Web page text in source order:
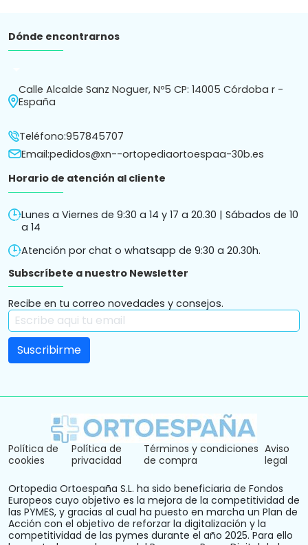
Dónde encontrarnos
Calle Alcalde Sanz Noguer, Nº5 CP: 14005 Córdoba r -
España
Teléfono:957845707
Email:pedidos@xn--ortopediaortoespaa-30b.es
Horario de atención al cliente
Lunes a Viernes de 9:30 a 14 y 17 a 20.30 | Sábados de 10
a 14
Atención por chat o whatsapp de 9:30 a 20.30h.
Subscríbete a nuestro Newsletter
Recibe en tu correo novedades y consejos.
Política de
cookies
Política de
privacidad
Términos y condiciones
de compra
Aviso
legal
Ortopedia Ortoespaña S.L. ha sido beneficiaria de Fondos
Europeos cuyo objetivo es la mejora de la competitividad de
las PYMES, y gracias al cual ha puesto en marcha un Plan de
Acción con el objetivo de reforzar la digitalización y la
competitividad de las pymes durante el año 2025. Para ello